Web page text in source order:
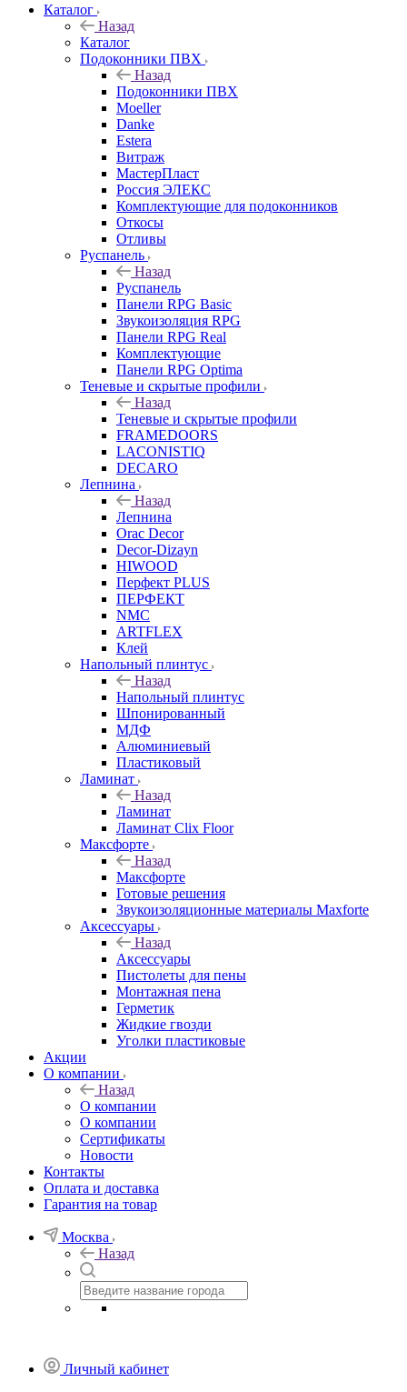
Каталог
Назад
Каталог
Подоконники ПВХ
Назад
Подоконники ПВХ
Moeller
Danke
Estera
Витраж
МастерПласт
Россия ЭЛЕКС
Комплектующие для подоконников
Откосы
Отливы
Руспанель
Назад
Руспанель
Панели RPG Basic
Звукоизоляция RPG
Панели RPG Real
Комплектующие
Панели RPG Optima
Теневые и скрытые профили
Назад
Теневые и скрытые профили
FRAMEDOORS
LACONISTIQ
DECARO
Лепнина
Назад
Лепнина
Orac Decor
Decor-Dizayn
HIWOOD
Перфект PLUS
ПЕРФЕКТ
NMC
ARTFLEX
Клей
Напольный плинтус
Назад
Напольный плинтус
Шпонированный
МДФ
Алюминиевый
Пластиковый
Ламинат
Назад
Ламинат
Ламинат Clix Floor
Максфорте
Назад
Максфорте
Готовые решения
Звукоизоляционные материалы Maxforte
Аксессуары
Назад
Аксессуары
Пистолеты для пены
Монтажная пена
Герметик
Жидкие гвозди
Уголки пластиковые
Акции
О компании
Назад
О компании
О компании
Сертификаты
Новости
Контакты
Оплата и доставка
Гарантия на товар
Москва
Назад
Личный кабинет